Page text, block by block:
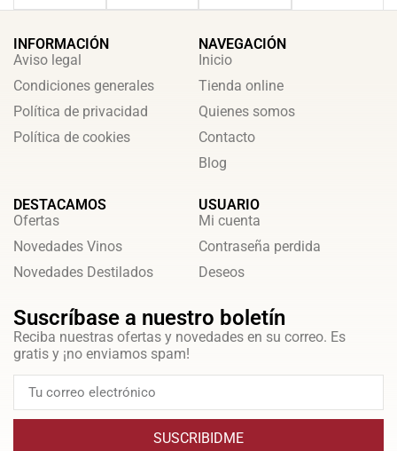
INFORMACIÓN
Aviso legal
Condiciones generales
Política de privacidad
Política de cookies
NAVEGACIÓN
Inicio
Tienda online
Quienes somos
Contacto
Blog
DESTACAMOS
Ofertas
Novedades Vinos
Novedades Destilados
USUARIO
Mi cuenta
Contraseña perdida
Deseos
Suscríbase a nuestro boletín
Reciba nuestras ofertas y novedades en su correo. Es
gratis y ¡no enviamos spam!
SUSCRIBIDME